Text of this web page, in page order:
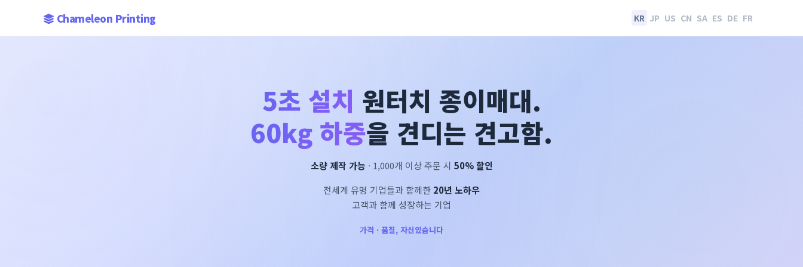
Chameleon Printing KR JP US CN SA ES DE FR
5초 설치 원터치 종이매대.
60kg 하중을 견디는 견고함.
소량 제작 가능 · 1,000개 이상 주문 시 50% 할인
전세계 유명 기업들과 함께한 20년 노하우
고객과 함께 성장하는 기업
가격 · 품질, 자신있습니다